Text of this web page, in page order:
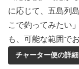
に応じて、五島列
こで釣ってみたい
も、可能な範囲で
チャーター便の詳